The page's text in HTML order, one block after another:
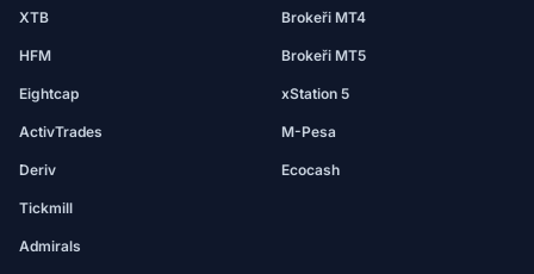
XTB
HFM
Eightcap
ActivTrades
Deriv
Tickmill
Admirals
Brokeři MT4
Brokeři MT5
xStation 5
M-Pesa
Ecocash